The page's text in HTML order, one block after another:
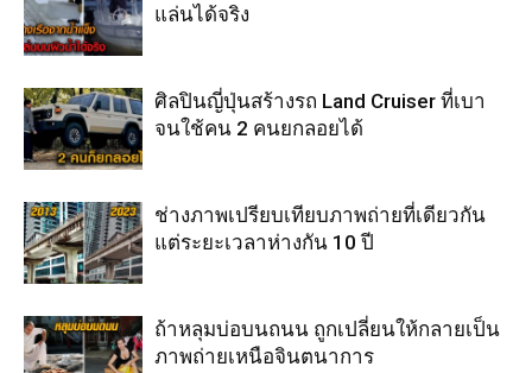
แล่นได้จริง
ศิลปินญี่ปุ่นสร้างรถ Land Cruiser ที่เบา
จนใช้คน 2 คนยกลอยได้
ช่างภาพเปรียบเทียบภาพถ่ายที่เดียวกัน
แต่ระยะเวลาห่างกัน 10 ปี
ถ้าหลุมบ่อบนถนน ถูกเปลี่ยนให้กลายเป็น
ภาพถ่ายเหนือจินตนาการ